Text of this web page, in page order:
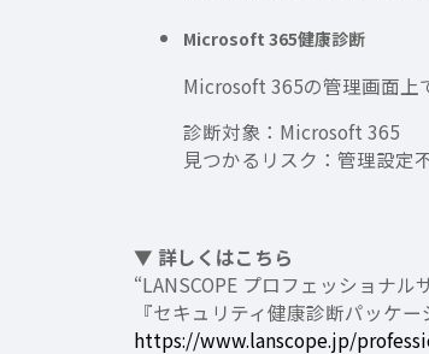
Microsoft 365健康診断
Microsoft 365の管理画面上
診断対象：Microsoft 365
見つかるリスク：管理設定
▼ 詳しくはこちら
“LANSCOPE プロフェッショナル
『セキュリティ健康診断パッケ
https://www.lanscope.jp/